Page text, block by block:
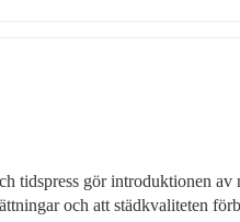
tidspress gör introduktionen
och att städkvaliteten